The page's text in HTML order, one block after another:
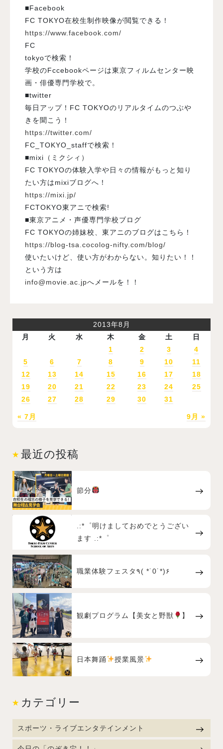
■Facebook
FC TOKYO在校生制作映像が閲覧できる！
https://www.facebook.com/
FC
tokyoで検索！
学校のFccebookページは東京フィルムセンター映
画・俳優専門学校で。
■twitter
毎日アップ！FC TOKYOのリアルタイムのつぶや
きを聞こう！
https://twitter.com/
FC_TOKYO_staffで検索！
■mixi（ミクシィ）
FC TOKYOの体験入学や日々の情報がもっと知り
たい方はmixiブログへ！
https://mixi.jp/
FCTOKYO東アニで検索!
■東京アニメ・声優専門学校ブログ
FC TOKYOの姉妹校、東アニのブログはこちら！
https://blog-tsa.cocolog-nifty.com/blog/
使いたいけど、使い方がわからない。知りたい！！
という方は
info@movie.ac.jpへメールを！！
2013年8月
月
火 水 木 金 土 日
« 7月 9月 »
1 2 3
4
5
6 7 8 9 10
11
12
13 14 15 16 17
18
19
20 21 22 23 24
25
26
27 28 29 30 31
最近の投稿
節分
.:*゜明けましておめでとうござい
ます .:*゜
職業体験フェスタ٩( *˙0˙*)۶
観劇プログラム【美女と野獣 】
日本舞踊 授業風景
カテゴリー
スポーツ・ライブエンタテインメント